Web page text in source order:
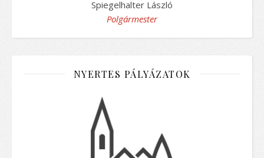
Spiegelhalter László
Polgármester
NYERTES PÁLYÁZATOK